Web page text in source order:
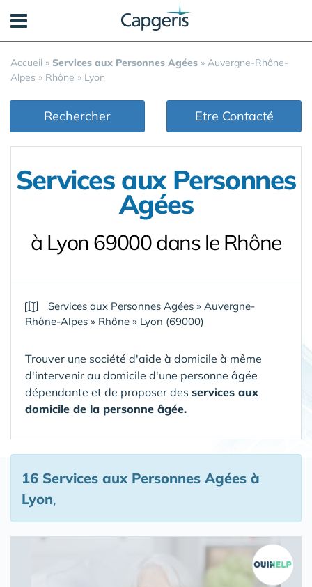
Accueil » Services aux Personnes Agées » Auvergne-Rhône-
Alpes » Rhône » Lyon
Rechercher Etre Contacté
Services aux Personnes
Agées
à Lyon 69000 dans le Rhône
Services aux Personnes Agées » Auvergne-
Rhône-Alpes » Rhône » Lyon (69000)
Trouver une société d'aide à domicile à même
d'intervenir au domicile d'une personne âgée
dépendante et de proposer des services aux
domicile de la personne âgée.
16 Services aux Personnes Agées à
Lyon,